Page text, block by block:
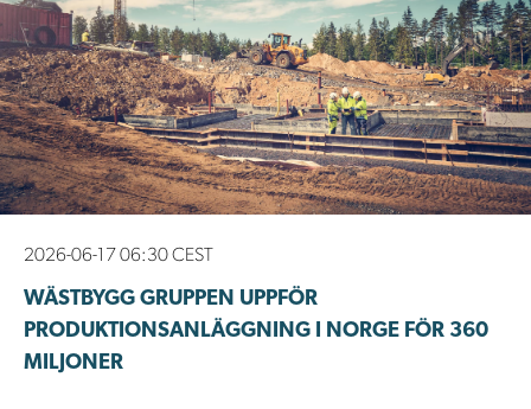
2026-06-17 06:30 CEST
WÄSTBYGG GRUPPEN UPPFÖR
PRODUKTIONSANLÄGGNING I NORGE FÖR 360
MILJONER